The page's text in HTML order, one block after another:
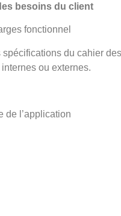
besoins du client
fonctionnel
du cahier
ou externes.
de l’application